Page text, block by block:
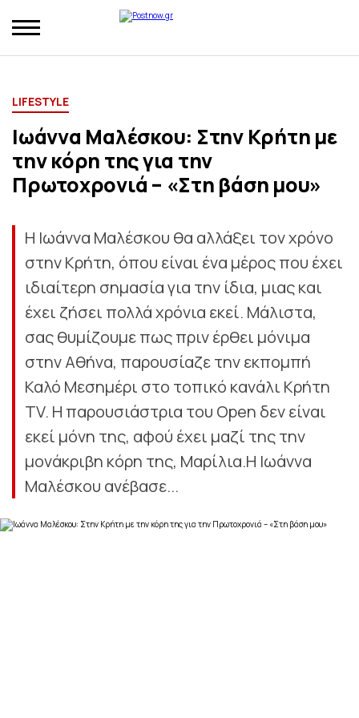
LIFESTYLE
Ιωάννα Μαλέσκου: Στην Κρήτη με
την κόρη της για την
Πρωτοχρονιά – «Στη βάση μου»
Η Ιωάννα Μαλέσκου θα αλλάξει τον χρόνο
στην Κρήτη, όπου είναι ένα μέρος που έχει
ιδιαίτερη σημασία για την ίδια, μιας και
έχει ζήσει πολλά χρόνια εκεί. Μάλιστα,
σας θυμίζουμε πως πριν έρθει μόνιμα
στην Αθήνα, παρουσίαζε την εκπομπή
Καλό Μεσημέρι στο τοπικό κανάλι Κρήτη
TV. Η παρουσιάστρια του Open δεν είναι
εκεί μόνη της, αφού έχει μαζί της την
μονάκριβη κόρη της, Μαρίλια.Η Ιωάννα
Μαλέσκου ανέβασε...